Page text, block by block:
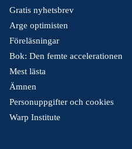
Gratis nyhetsbrev
Arge optimisten
Föreläsningar
Bok: Den femte accelerationen
Mest lästa
Ämnen
Personuppgifter och cookies
Warp Institute